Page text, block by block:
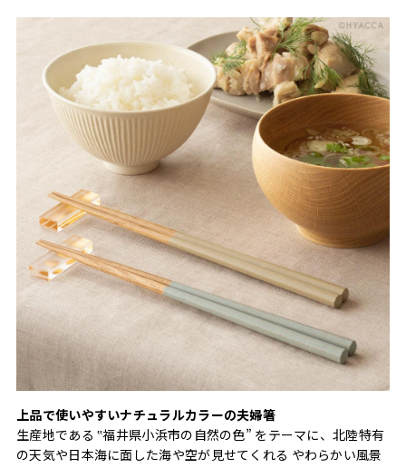
上品で使いやすいナチュラルカラーの夫婦箸
生産地である ‟福井県小浜市の自然の色” をテーマに、北陸特有
の天気や日本海に面した海や空が見せてくれる やわらかい風景